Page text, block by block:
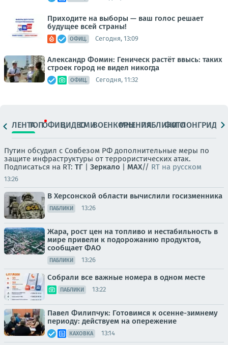
Приходите на выборы — ваш голос решает
будущее всей страны!
ОФИЦ. Сегодня, 13:09
Александр Фомин: Геническ растёт ввысь: таких
строек город не видел никогда
ОФИЦ. Сегодня, 11:32
ЛЕНТАТОПОФИЦ.ВИДЕОСМИВОЕНКОРЫМНЕНИЯПАБЛИКИ
ФОТОЛОНГРИДЫ
Путин обсудил с Совбезом РФ дополнительные меры по
защите инфраструктуры от террористических атак.
Подписаться на RT: ТГ | Зеркало | MAX// RT на русском
13:26
В Херсонской области вычислили госизменника
ПАБЛИКИ 13:26
Жара, рост цен на топливо и нестабильность в
мире привели к подорожанию продуктов,
сообщает ФАО
ПАБЛИКИ 13:26
Собрали все важные номера в одном месте
ПАБЛИКИ 13:22
Павел Филипчук: Готовимся к осенне-зимнему
периоду: действуем на опережение
КАХОВКА 13:14